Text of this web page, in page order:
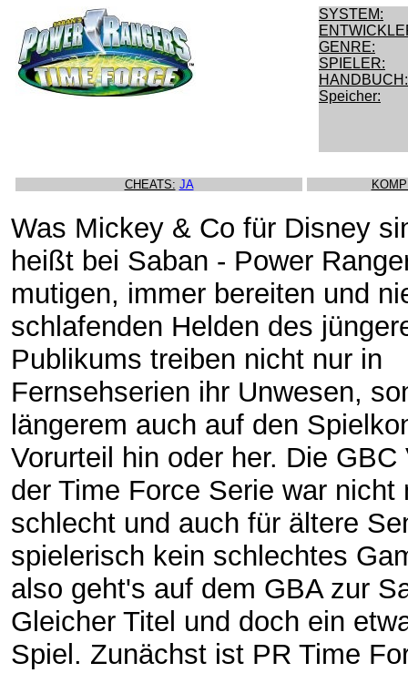
SYSTEM:
GENRE:
SPIELER:
HANDBUCH:
Speicher:
CHEATS: JA
Was Mickey & Co für Disney
heißt bei Saban - Power
mutigen, immer bereiten und
schlafenden Helden des
Publikums treiben nicht nur in
Fernsehserien ihr Unwesen,
längerem auch auf den
Vorurteil hin oder her. Die GBC
der Time Force Serie war nicht
schlecht und auch für ältere
spielerisch kein schlechtes
also geht's auf dem GBA zur
Gleicher Titel und doch ein
Spiel. Zunächst ist PR Time